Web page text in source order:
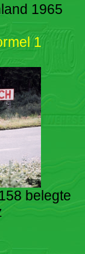
1965
1
belegte